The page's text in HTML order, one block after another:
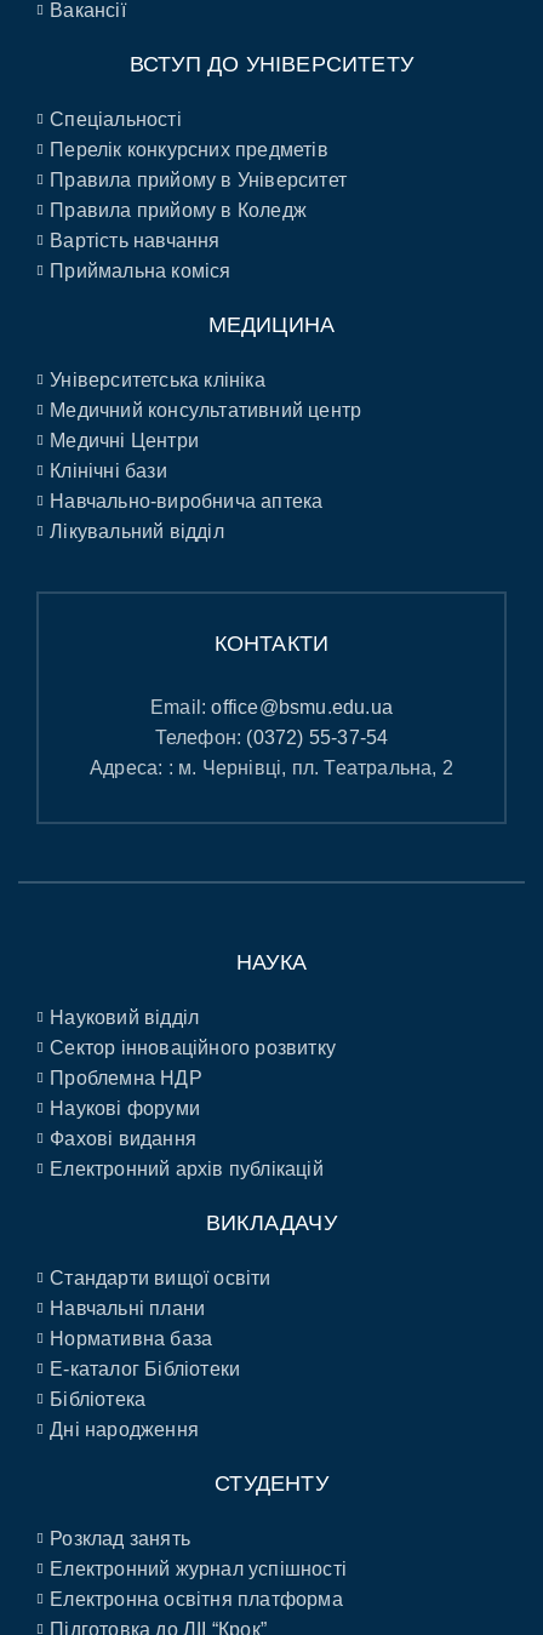
Вакансії
ВСТУП ДО УНІВЕРСИТЕТУ
Спеціальності
Перелік конкурсних предметів
Правила прийому в Університет
Правила прийому в Коледж
Вартість навчання
Приймальна коміся
МЕДИЦИНА
Університетська клініка
Медичний консультативний центр
Медичні Центри
Клінічні бази
Навчально-виробнича аптека
Лікувальний відділ
КОНТАКТИ
Email:office@bsmu.edu.ua
Телефон: (0372) 55-37-54
Адреса: : м. Чернівці, пл. Театральна, 2
НАУКА
Науковий відділ
Сектор інноваційного розвитку
Проблемна НДР
Наукові форуми
Фахові видання
Електронний архів публікацій
ВИКЛАДАЧУ
Стандарти вищої освіти
Навчальні плани
Нормативна база
E-каталог Бібліотеки
Бібліотека
Дні народження
СТУДЕНТУ
Розклад занять
Електронний журнал успішності
Електронна освітня платформа
Підготовка до ЛІІ “Крок”